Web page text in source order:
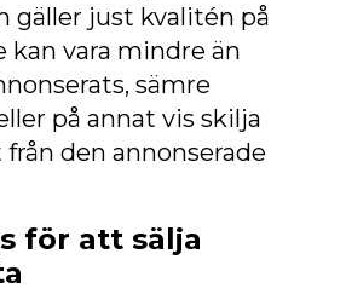
gäller just kvalitén på
kan vara mindre än
sämre
på annat vis skilja
den annonserade
för att sälja